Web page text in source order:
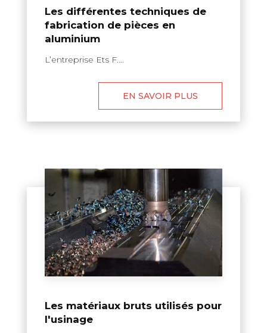
Les différentes techniques de
fabrication de pièces en
aluminium
L’entreprise Ets F....
EN SAVOIR PLUS
Les matériaux bruts utilisés pour
l'usinage